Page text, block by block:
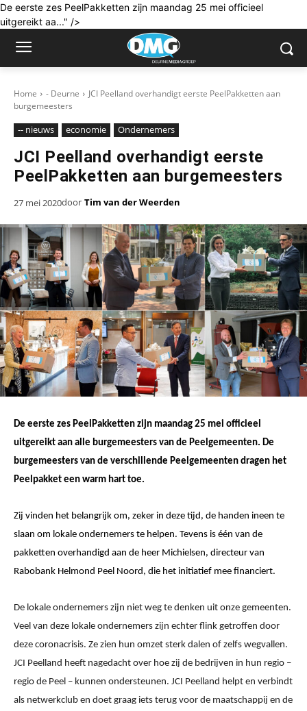
De eerste zes PeelPakketten zijn maandag 25 mei officieel
uitgereikt aa..." />
Home - Deurne
JCI Peelland overhandigt eerste PeelPakketten aan
burgemeesters
-- nieuws economie Ondernemers
JCI Peelland overhandigt eerste
PeelPakketten aan burgemeesters
27 mei 2020door Tim van der Weerden
De eerste zes PeelPakketten zijn maandag 25 mei officieel
uitgereikt aan alle burgemeesters van de Peelgemeenten. De
burgemeesters van de verschillende Peelgemeenten dragen het
Peelpakket een warm hart toe.
Zij vinden het belangrijk om, zeker in deze tijd, de handen ineen te
slaan om lokale ondernemers te helpen. Tevens is één van de
pakketten overhandigd aan de heer Michielsen, directeur van
Rabobank Helmond Peel Noord, die het initiatief mee financiert.
De lokale ondernemers zijn niet weg te denken uit onze gemeenten.
Veel van deze lokale ondernemers zijn echter flink getroffen door
deze coronacrisis. Ze zien hun omzet sterk dalen of zelfs wegvallen.
JCI Peelland heeft nagedacht over hoe zij de bedrijven in hun regio –
regio de Peel – kunnen ondersteunen. JCI Peelland helpt en verbindt
als netwerkclub en doet graag iets terug voor de maatschappij en de